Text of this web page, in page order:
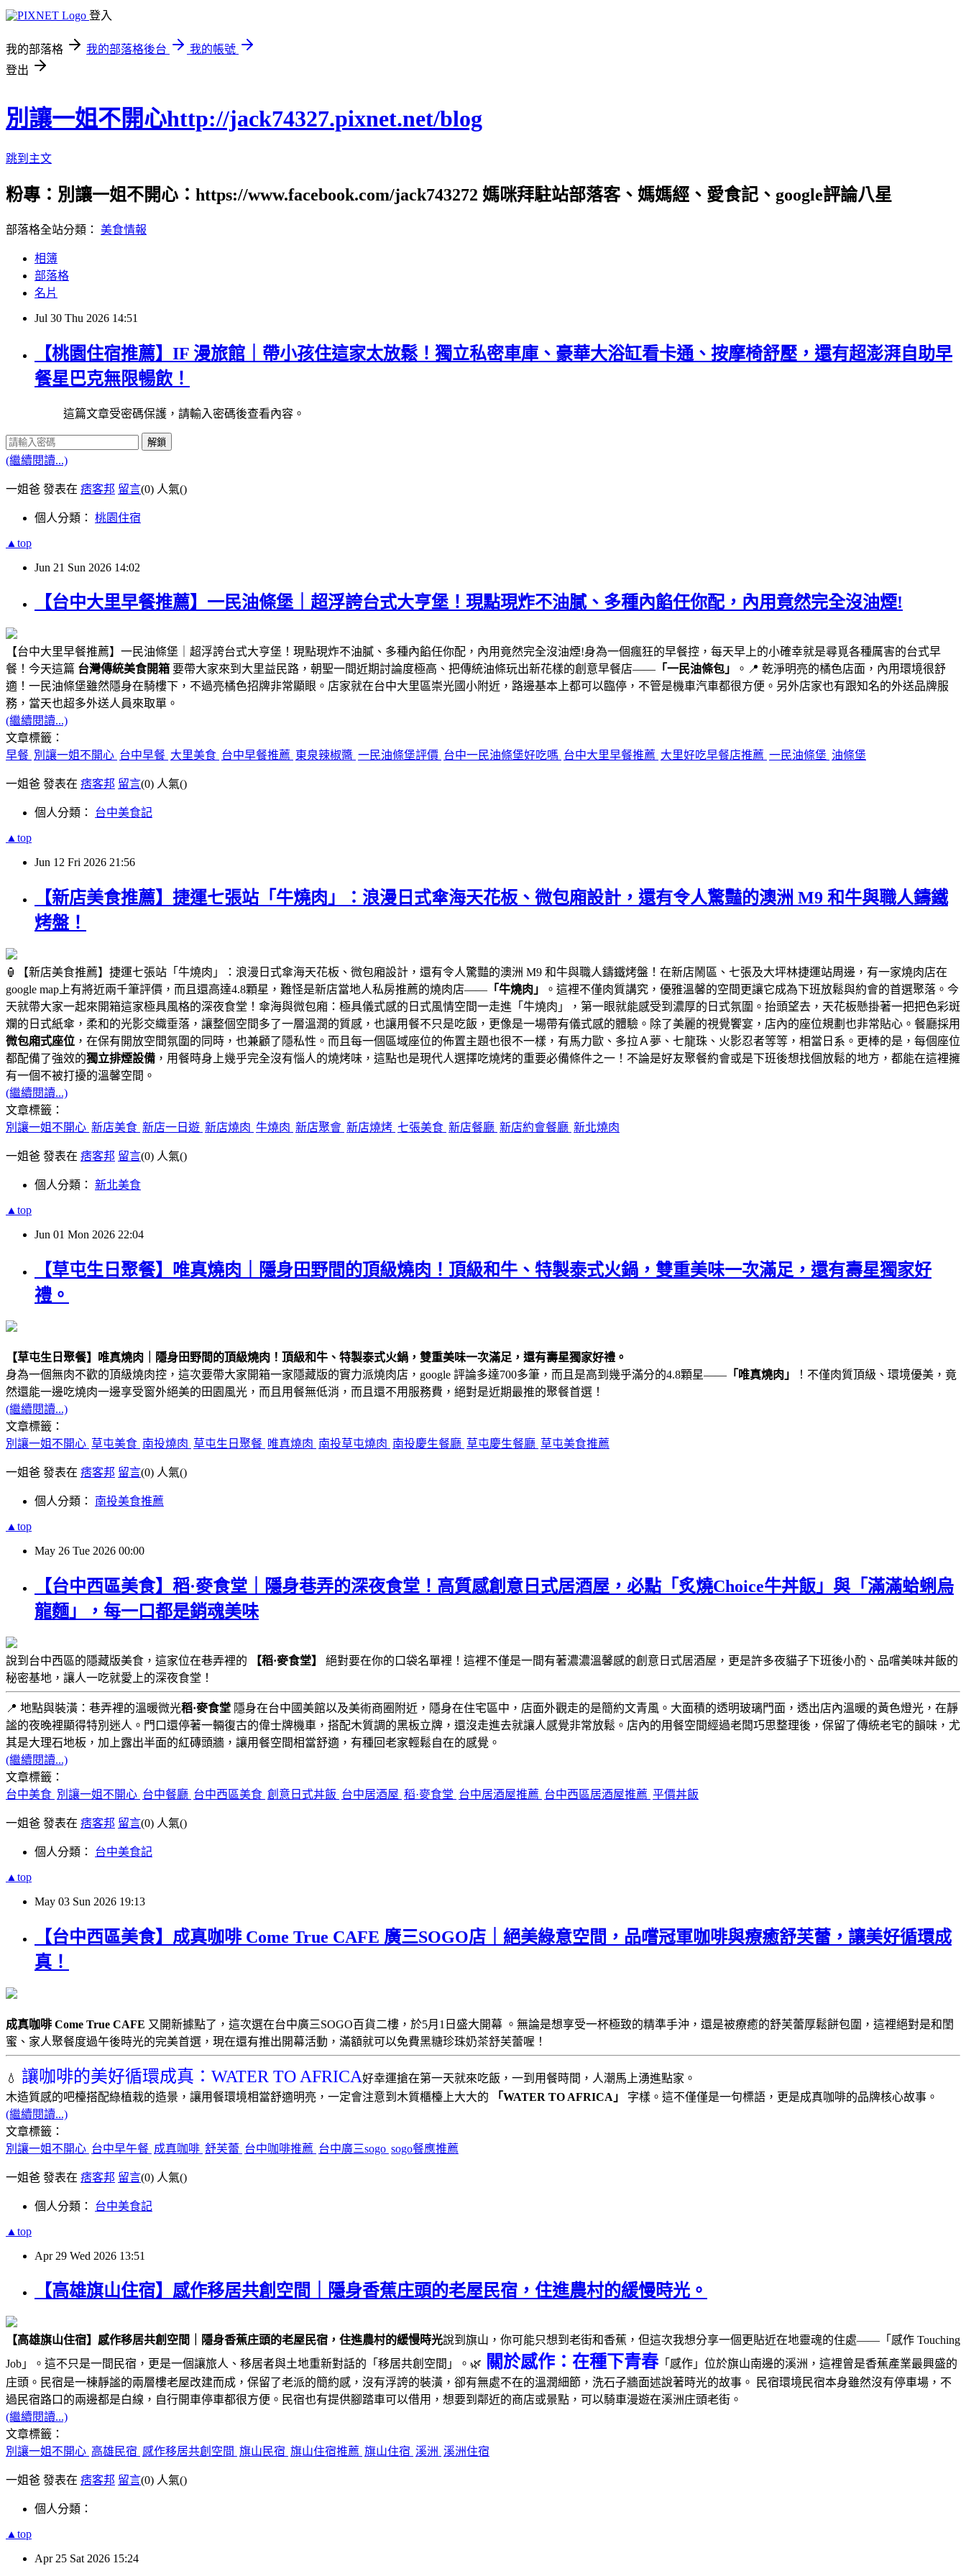
登入
我的部落格 我的部落格後台
我的帳號
登出
別讓一姐不開心http://jack74327.pixnet.net/blog
跳到主文
粉專：別讓一姐不開心：https://www.facebook.com/jack743272 媽咪拜駐站部落客、媽媽經、愛食記、google評論八星
部落格全站分類： 美食情報
相簿
部落格
名片
Jul 30 Thu 2026 14:51
【桃園住宿推薦】IF 漫旅館｜帶小孩住這家太放鬆！獨立私密車庫、豪華大浴缸看卡通、按摩椅舒壓，還有超澎湃自助早
餐星巴克無限暢飲！
這篇文章受密碼保護，請輸入密碼後查看內容。
解鎖
(繼續閱讀...)
一姐爸 發表在 痞客邦 留言(0) 人氣()
個人分類： 桃園住宿
▲top
Jun 21 Sun 2026 14:02
【台中大里早餐推薦】一民油條堡｜超浮誇台式大亨堡！現點現炸不油膩、多種內餡任你配，內用竟然完全沒油煙!
【台中大里早餐推薦】一民油條堡｜超浮誇台式大亨堡！現點現炸不油膩、多種內餡任你配，內用竟然完全沒油煙!身為一個瘋狂的早餐控，每天早上的小確幸就是尋覓各種厲害的台式早
餐！今天這篇 台灣傳統美食開箱 要帶大家來到大里益民路，朝聖一間近期討論度極高、把傳統油條玩出新花樣的創意早餐店—— 「一民油條包」
。📍 乾淨明亮的橘色店面，內用環境很舒
適！一民油條堡雖然隱身在騎樓下，不過亮橘色招牌非常顯眼。店家就在台中大里區崇光國小附近，路邊基本上都可以臨停，不管是機車汽車都很方便。另外店家也有跟知名的外送品牌服
務，當天也超多外送人員來取單。
(繼續閱讀...)
文章標籤：
早餐 別讓一姐不開心 台中早餐 大里美食 台中早餐推薦 東泉辣椒醬 一民油條堡評價 台中一民油條堡好吃嗎 台中大里早餐推薦 大里好吃早餐店推薦 一民油條堡 油條堡
一姐爸 發表在 痞客邦 留言(0) 人氣()
個人分類： 台中美食記
▲top
Jun 12 Fri 2026 21:56
【新店美食推薦】捷運七張站「牛燒肉」：浪漫日式傘海天花板、微包廂設計，還有令人驚豔的澳洲 M9 和牛與職人鑄鐵
烤盤！
🏮【新店美食推薦】捷運七張站「牛燒肉」：浪漫日式傘海天花板、微包廂設計，還有令人驚豔的澳洲 M9 和牛與職人鑄鐵烤盤！在新店鬧區、七張及大坪林捷運站周邊，有一家燒肉店在
google map上有將近兩千筆評價，而且還高達4.8顆星，難怪是新店當地人私房推薦的燒肉店—— 「牛燒肉」
。這裡不僅肉質講究，優雅溫馨的空間更讓它成為下班放鬆與約會的首選聚落。今
天就帶大家一起來開箱這家極具風格的深夜食堂！傘海與微包廂：極具儀式感的日式風情空間一走進「牛燒肉」，第一眼就能感受到濃厚的日式氛圍。抬頭望去，天花板懸掛著一把把色彩斑
斕的日式紙傘，柔和的光影交織垂落，讓整個空間多了一層溫潤的質感，也讓用餐不只是吃飯，更像是一場帶有儀式感的體驗。除了美麗的視覺饗宴，店內的座位規劃也非常貼心。餐廳採用
微包廂式座位 ，在保有開放空間氛圍的同時，也兼顧了隱私性。而且每一個區域座位的佈置主題也很不一樣，有馬力歐、多拉Ａ夢、七龍珠、火影忍者等等，相當日系。更棒的是，每個座位
都配備了強效的獨立排煙設備 ，用餐時身上幾乎完全沒有惱人的燒烤味，這點也是現代人選擇吃燒烤的重要必備條件之一！不論是好友聚餐約會或是下班後想找個放鬆的地方，都能在這裡擁
有一個不被打擾的溫馨空間。
(繼續閱讀...)
文章標籤：
別讓一姐不開心 新店美食 新店一日遊 新店燒肉 牛燒肉 新店聚會 新店燒烤 七張美食 新店餐廳 新店約會餐廳 新北燒肉
一姐爸 發表在 痞客邦 留言(0) 人氣()
個人分類： 新北美食
▲top
Jun 01 Mon 2026 22:04
【草屯生日聚餐】唯真燒肉｜隱身田野間的頂級燒肉！頂級和牛、特製泰式火鍋，雙重美味一次滿足，還有壽星獨家好
禮。
【草屯生日聚餐】唯真燒肉｜隱身田野間的頂級燒肉！頂級和牛、特製泰式火鍋，雙重美味一次滿足，還有壽星獨家好禮。
身為一個無肉不歡的頂級燒肉控，這次要帶大家開箱一家隱藏版的實力派燒肉店，google 評論多達700多筆，而且是高到幾乎滿分的4.8顆星—— 「唯真燒肉」
！不僅肉質頂級、環境優美，竟
然還能一邊吃燒肉一邊享受窗外絕美的田園風光，而且用餐無低消，而且還不用服務費，絕對是近期最推的聚餐首選！
(繼續閱讀...)
文章標籤：
別讓一姐不開心 草屯美食 南投燒肉 草屯生日聚餐 唯真燒肉 南投草屯燒肉 南投慶生餐廳 草屯慶生餐廳 草屯美食推薦
一姐爸 發表在 痞客邦 留言(0) 人氣()
個人分類： 南投美食推薦
▲top
May 26 Tue 2026 00:00
【台中西區美食】稻·麥食堂｜隱身巷弄的深夜食堂！高質感創意日式居酒屋，必點「炙燒Choice牛丼飯」與「滿滿蛤蜊烏
龍麵」，每一口都是銷魂美味
說到台中西區的隱藏版美食，這家位在巷弄裡的 【稻·麥食堂】
絕對要在你的口袋名單裡！這裡不僅是一間有著濃濃溫馨感的創意日式居酒屋，更是許多夜貓子下班後小酌、品嚐美味丼飯的
秘密基地，讓人一吃就愛上的深夜食堂！
📍 地點與裝潢：巷弄裡的溫暖微光稻·麥食堂 隱身在台中國美館以及美術商圈附近，隱身在住宅區中，店面外觀走的是簡約文青風。大面積的透明玻璃門面，透出店內溫暖的黃色燈光，在靜
謐的夜晚裡顯得特別迷人。門口還停著一輛復古的偉士牌機車，搭配木質調的黑板立牌，還沒走進去就讓人感覺非常放鬆。店內的用餐空間經過老闆巧思整理後，保留了傳統老宅的韻味，尤
其是大理石地板，加上露出半面的紅磚頭牆，讓用餐空間相當舒適，有種回老家輕鬆自在的感覺。
(繼續閱讀...)
文章標籤：
台中美食 別讓一姐不開心 台中餐廳 台中西區美食 創意日式丼飯 台中居酒屋 稻·麥食堂 台中居酒屋推薦 台中西區居酒屋推薦 平價丼飯
一姐爸 發表在 痞客邦 留言(0) 人氣()
個人分類： 台中美食記
▲top
May 03 Sun 2026 19:13
【台中西區美食】成真咖啡 Come True CAFE 廣三SOGO店｜絕美綠意空間，品嚐冠軍咖啡與療癒舒芙蕾，讓美好循環成
真！
成真咖啡 Come True CAFE 又開新據點了，這次選在台中廣三SOGO百貨二樓，於5月1日盛大開幕 。無論是想享受一杯極致的精準手沖，還是被療癒的舒芙蕾厚鬆餅包圍，這裡絕對是和閨
蜜、家人聚餐度過午後時光的完美首選，現在還有推出開幕活動，滿額就可以免費黑糖珍珠奶茶舒芙蕾喔！
💧 讓咖啡的美好循環成真：WATER TO AFRICA好幸運搶在第一天就來吃飯，一到用餐時間，人潮馬上湧進點家。
木造質感的吧檯搭配綠植栽的造景，讓用餐環境相當舒適明亮，一定會注意到木質櫃檯上大大的
「WATER TO AFRICA」
字樣。這不僅僅是一句標語，更是成真咖啡的品牌核心故事。
(繼續閱讀...)
文章標籤：
別讓一姐不開心 台中早午餐 成真咖啡 舒芙蕾 台中咖啡推薦 台中廣三sogo sogo餐應推薦
一姐爸 發表在 痞客邦 留言(0) 人氣()
個人分類： 台中美食記
▲top
Apr 29 Wed 2026 13:51
【高雄旗山住宿】感作移居共創空間｜隱身香蕉庄頭的老屋民宿，住進農村的緩慢時光。
【高雄旗山住宿】感作移居共創空間｜隱身香蕉庄頭的老屋民宿，住進農村的緩慢時光說到旗山，你可能只想到老街和香蕉，但這次我想分享一個更貼近在地靈魂的住處——「感作 Touching
Job」。這不只是一間民宿，更是一個讓旅人、移居者與土地重新對話的「移居共創空間」。🌿
關於感作：在種下青春「感作」位於旗山南邊的溪洲，這裡曾是香蕉產業最興盛的
庄頭。民宿是一棟靜謐的兩層樓老屋改建而成，保留了老派的簡約感，沒有浮誇的裝潢，卻有無處不在的溫潤細節，洗石子牆面述說著時光的故事。 民宿環境民宿本身雖然沒有停車場，不
過民宿路口的兩邊都是白線，自行開車停車都很方便。民宿也有提供腳踏車可以借用，想要到鄰近的商店或景點，可以騎車漫遊在溪洲庄頭老街。
(繼續閱讀...)
文章標籤：
別讓一姐不開心 高雄民宿 感作移居共創空間 旗山民宿 旗山住宿推薦 旗山住宿 溪洲 溪洲住宿
一姐爸 發表在 痞客邦 留言(0) 人氣()
個人分類：
▲top
Apr 25 Sat 2026 15:24